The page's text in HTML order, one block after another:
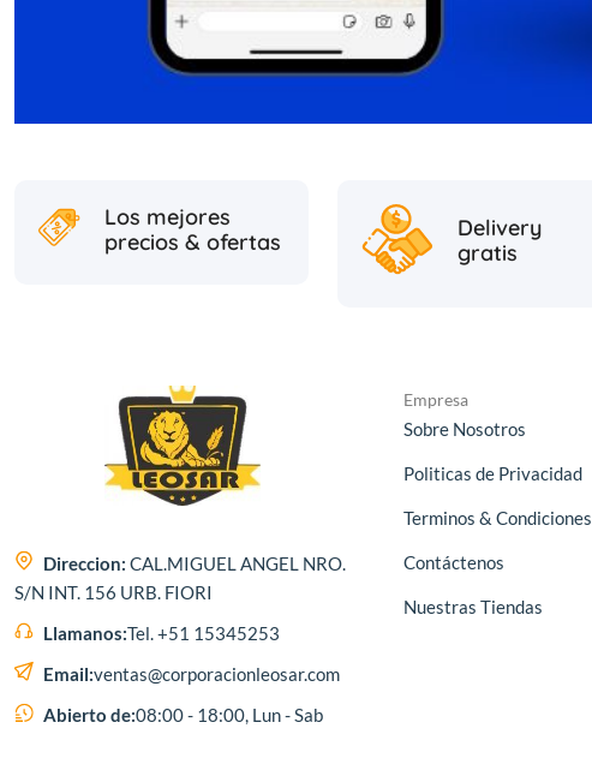
Los mejores
precios & ofertas
Delivery
gratis
Direccion: CAL.MIGUEL ANGEL NRO.
S/N INT. 156 URB. FIORI
Llamanos:Tel. +51 15345253
Email:ventas@corporacionleosar.com
Abierto de:08:00 - 18:00, Lun - Sab
Empresa
Sobre Nosotros
Politicas de Privacidad
Terminos & Condiciones
Contáctenos
Nuestras Tiendas